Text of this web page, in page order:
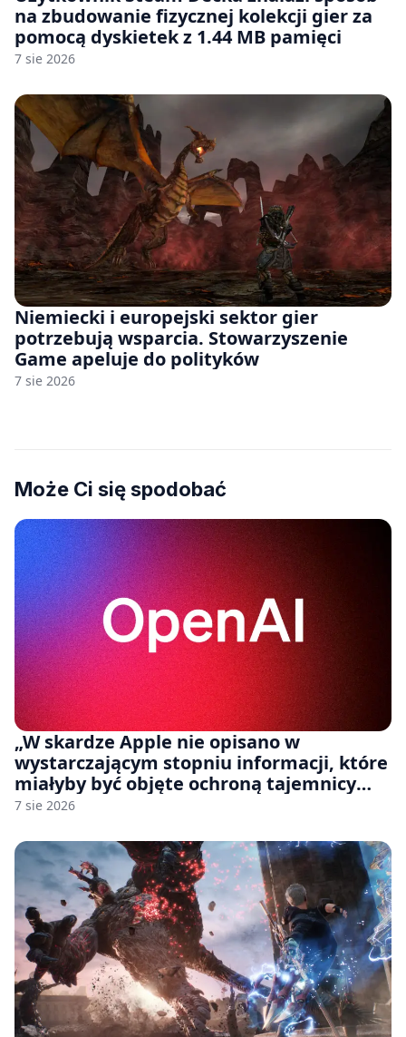
na zbudowanie fizycznej kolekcji gier za
pomocą dyskietek z 1.44 MB pamięci
7 sie 2026
Niemiecki i europejski sektor gier
potrzebują wsparcia. Stowarzyszenie
Game apeluje do polityków
7 sie 2026
Może Ci się spodobać
„W skardze Apple nie opisano w
wystarczającym stopniu informacji, które
miałyby być objęte ochroną tajemnicy
handlowej”. OpenAI żąda odrzucenia
7 sie 2026